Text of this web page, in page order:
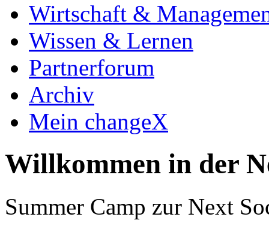
Wirtschaft &
Wissen & Lernen
Partnerforum
Archiv
Mein changeX
Willkommen in der
Summer Camp zur Next